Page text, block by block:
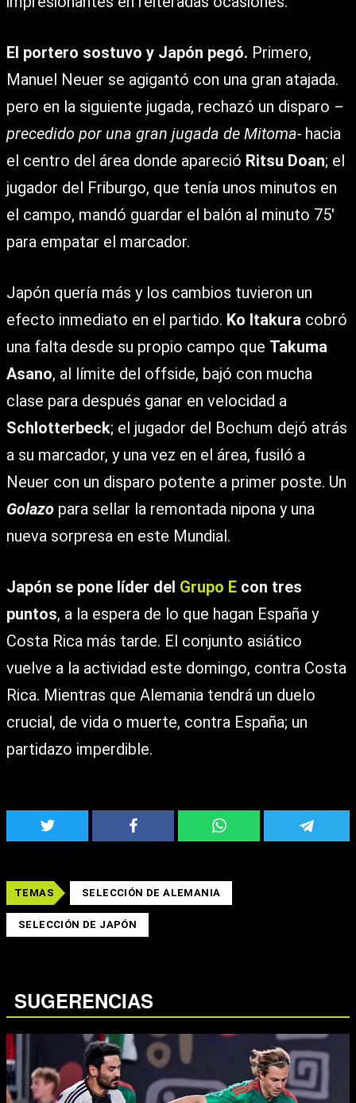
El portero sostuvo y Japón pegó. Primero,
Manuel Neuer se agigantó con una gran atajada.
pero en la siguiente jugada, rechazó un disparo –
precedido por una gran jugada de Mitoma- hacia
el centro del área donde apareció Ritsu Doan; el
jugador del Friburgo, que tenía unos minutos en
el campo, mandó guardar el balón al minuto 75′
para empatar el marcador.
Japón quería más y los cambios tuvieron un
efecto inmediato en el partido. Ko Itakura cobró
una falta desde su propio campo que Takuma
Asano, al límite del offside, bajó con mucha
clase para después ganar en velocidad a
Schlotterbeck; el jugador del Bochum dejó atrás
a su marcador, y una vez en el área, fusiló a
Neuer con un disparo potente a primer poste. Un
Golazo para sellar la remontada nipona y una
nueva sorpresa en este Mundial.
Japón se pone líder del Grupo E con tres
puntos, a la espera de lo que hagan España y
Costa Rica más tarde. El conjunto asiático
vuelve a la actividad este domingo, contra Costa
Rica. Mientras que Alemania tendrá un duelo
crucial, de vida o muerte, contra España; un
partidazo imperdible.
TEMAS SELECCIÓN DE ALEMANIA
SELECCIÓN DE JAPÓN
SUGERENCIAS